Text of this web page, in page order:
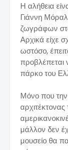
Η αλήθεια
Γιάννη
ζωγράφων
Αρχικά είχε
ωστόσο,
προβλέπεται
πάρκο του
Μόνο που την
μάλλον δεν
μουσείο θα